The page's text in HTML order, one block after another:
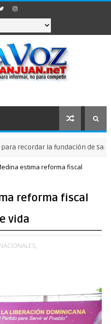
la fundación de Santo
estima reforma fiscal
reforma fiscal
vida
NACIONALES,